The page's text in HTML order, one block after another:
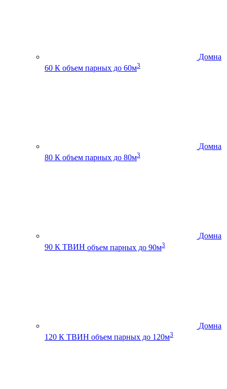
Домна
60 К объем парных до 60м3
Домна
80 К объем парных до 80м3
Домна
90 К ТВИН объем парных до 90м3
Домна
120 К ТВИН объем парных до 120м3